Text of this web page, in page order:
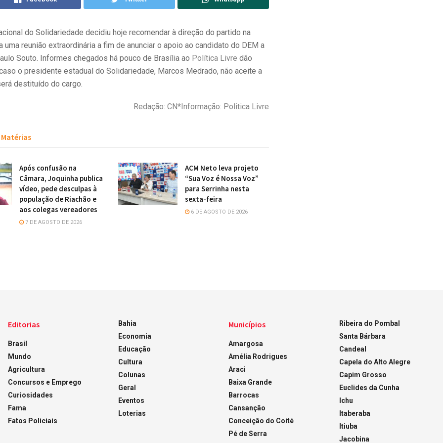
do Solidariedade decidiu hoje recomendar à direção do partido na
uma reunião extraordinária a fim de anunciar o apoio ao candidato do DEM a
Souto. Informes chegados há pouco de Brasília ao Política Livre dão
o presidente estadual do Solidariedade, Marcos Medrado, não aceite a
destituído do cargo.
Redação: CN*Informação: Politica Livre
Matérias
Após confusão na
Câmara, Joquinha publica
vídeo, pede desculpas à
população de Riachão e
aos colegas vereadores
7 DE AGOSTO DE 2026
ACM Neto leva projeto
“Sua Voz é Nossa Voz”
para Serrinha nesta
sexta-feira
6 DE AGOSTO DE 2026
Editorias
Brasil
Mundo
Agricultura
Concursos e Emprego
Curiosidades
Fama
Fatos Policiais
Bahia
Economia
Educação
Cultura
Colunas
Geral
Eventos
Loterias
Municípios
Amargosa
Amélia Rodrigues
Araci
Baixa Grande
Barrocas
Cansanção
Conceição do Coité
Pé de Serra
Ribeira do Pombal
Santa Bárbara
Candeal
Capela do Alto Alegre
Capim Grosso
Euclides da Cunha
Ichu
Itaberaba
Itiuba
Jacobina